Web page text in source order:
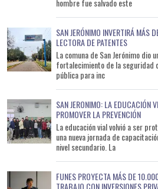
hombre fue salvado este
SAN JERÓNIMO INVERTIRÁ MÁS
LECTORA DE PATENTES
La comuna de San Jerónimo dio
fortalecimiento de la seguridad
pública para inc
SAN JERONIMO: LA EDUCACIÓN
PROMOVER LA PREVENCIÓN
La educación vial volvió a ser
una nueva jornada de
nivel secundario. La
FUNES PROYECTA MÁS DE
TRABAJO CON INVERSIONES